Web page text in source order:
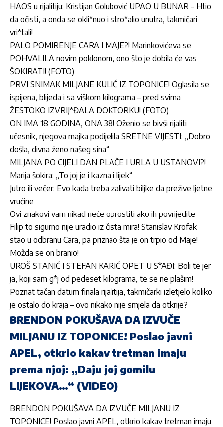
HAOS u rijalitiju: Kristijan Golubović UPAO U BUNAR – Htio
da očisti, a onda se okli*nuo i stro*alio unutra, takmičari
vri*tali!
PALO POMIRENJE CARA I MAJE?! Marinkovićeva se
POHVALILA novim poklonom, ono što je dobila će vas
ŠOKIRATI! (FOTO)
PRVI SNIMAK MILJANE KULIĆ IZ TOPONICE! Oglasila se
ispijena, blijeda i sa viškom kilograma – pred svima
ŽESTOKO IZVRIJ*ĐALA DOKTORKU! (FOTO)
ON IMA 18 GODINA, ONA 38! Oženio se bivši rijaliti
učesnik, njegova majka podijelila SRETNE VIJESTI: „Dobro
došla, divna ženo našeg sina“
MILJANA PO CIJELI DAN PLAČE I URLA U USTANOVI?!
Marija šokira: „To joj je i kazna i lijek“
Jutro ili večer: Evo kada treba zalivati biljke da prežive ljetne
vrućine
Ovi znakovi vam nikad neće oprostiti ako ih povrijedite
Filip to sigurno nije uradio iz čista mira! Stanislav Krofak
stao u odbranu Cara, pa priznao šta je on trpio od Maje!
Možda se on branio!
UROŠ STANIĆ I STEFAN KARIĆ OPET U S*AĐI: Boli te jer
ja, koji sam g*j od pedeset kilograma, te se ne plašim!
Poznat tačan datum finala rijalitija, takmičarki izletjelo koliko
je ostalo do kraja – ovo nikako nije smjela da otkrije?
BRENDON POKUŠAVA DA IZVUČE
MILJANU IZ TOPONICE! Poslao javni
APEL, otkrio kakav tretman imaju
prema njoj: „Daju joj gomilu
LIJEKOVA…“ (VIDEO)
BRENDON POKUŠAVA DA IZVUČE MILJANU IZ
TOPONICE! Poslao javni APEL, otkrio kakav tretman imaju